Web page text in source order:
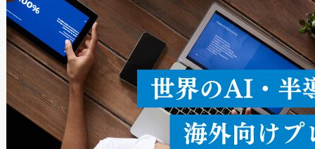
ることなく、単一のデバイス
うにします。遠距離まで届く
密度なスキャ […]